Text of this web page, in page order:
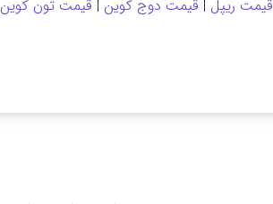
قیمت ریپل | قیمت دوج کوین | قیمت تون کوین